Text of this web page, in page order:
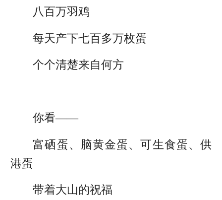
八百万羽鸡
每天产下七百多万枚蛋
个个清楚来自何方
你看——
富硒蛋、脑黄金蛋、可生食蛋、供
港蛋
带着大山的祝福